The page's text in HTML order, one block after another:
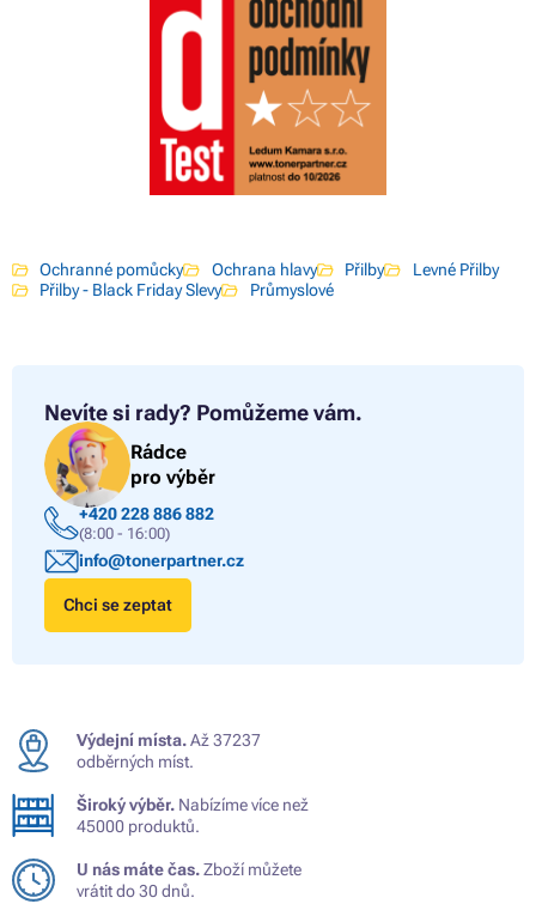
Ochranné pomůcky Ochrana hlavy Přilby
Levné Přilby
Přilby - Black Friday Slevy
Průmyslové
Nevíte si rady? Pomůžeme vám.
Rádce
pro výběr
+420 228 886 882
(8:00 - 16:00)
info@tonerpartner.cz
Chci se zeptat
Výdejní místa.Až 37237
odběrných míst.
Široký výběr. Nabízíme více než
45000 produktů.
U nás máte čas.Zboží můžete
vrátit do 30 dnů.